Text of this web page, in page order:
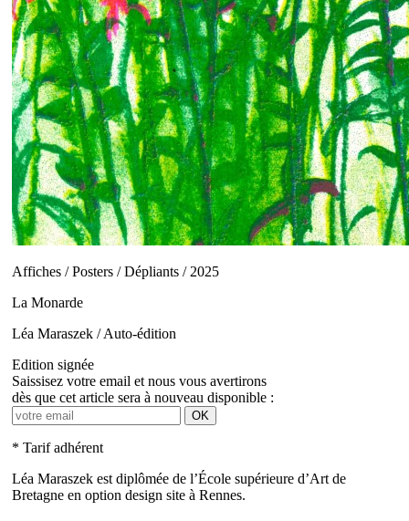
Affiches / Posters / Dépliants / 2025
La Monarde
Léa Maraszek / Auto-édition
Edition signée
Saissisez votre email et nous vous avertirons
dès que cet article sera à nouveau disponible :
OK
* Tarif adhérent
Léa Maraszek est diplômée de l’École supérieure d’Art de
Bretagne en option design site à Rennes.